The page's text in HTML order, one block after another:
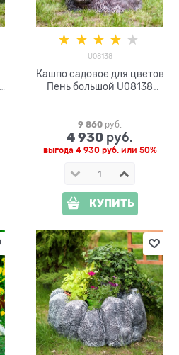
U08138
Кашпо садовое для цветов
Пень большой U08138
9 860 руб.
4 930 руб.
выгода 4 930 руб.или 50%
КУПИТЬ